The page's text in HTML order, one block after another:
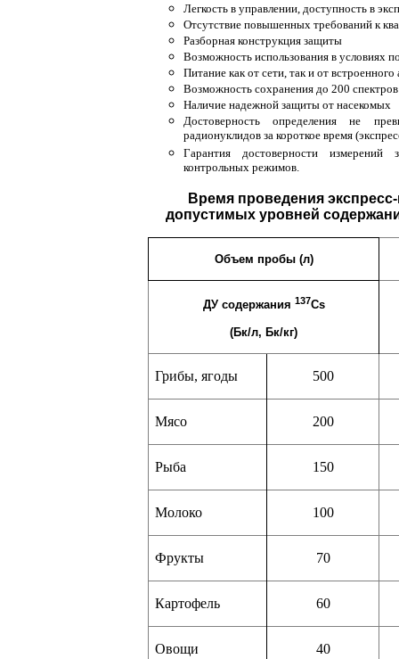
Легкость в управлении, доступность в
Отсутствие повышенных требований к
Разборная конструкция защиты
Возможность использования в условиях
Питание как от сети, так и от встроенного
Возможность сохранения до 200 спектров
Наличие надежной защиты от насекомых
Достоверность определения не
радионуклидов за короткое время
Гарантия достоверности измерений
контрольных режимов.
Время проведения
допустимых уровней
Объем пробы (л)
ДУ содержания 137Cs
(Бк/л, Бк/кг)
Грибы, ягоды 500
Мясо 200
Рыба 150
Молоко 100
Фрукты 70
Картофель 60
Овощи 40